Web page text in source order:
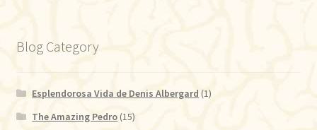
Blog Category
Esplendorosa Vida de Denis Albergard (1)
The Amazing Pedro (15)